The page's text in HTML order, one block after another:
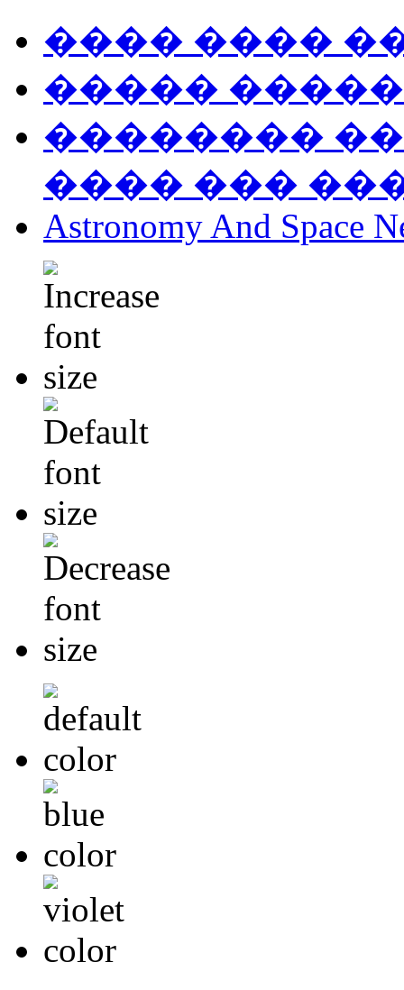
���� ����
�����
��������
���� ���
Astronomy And Space